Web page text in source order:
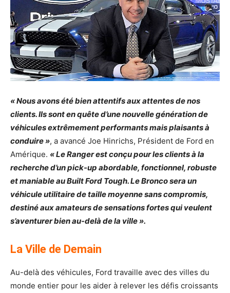
« Nous avons été bien attentifs aux attentes de nos
clients. Ils sont en quête d’une nouvelle génération de
véhicules extrêmement performants mais plaisants à
conduire », a avancé Joe Hinrichs, Président de Ford en
Amérique. « Le Ranger est conçu pour les clients à la
recherche d’un pick-up abordable, fonctionnel, robuste
et maniable au Built Ford Tough. Le Bronco sera un
véhicule utilitaire de taille moyenne sans compromis,
destiné aux amateurs de sensations fortes qui veulent
s’aventurer bien au-delà de la ville ».
La Ville de Demain
Au-delà des véhicules, Ford travaille avec des villes du
monde entier pour les aider à relever les défis croissants